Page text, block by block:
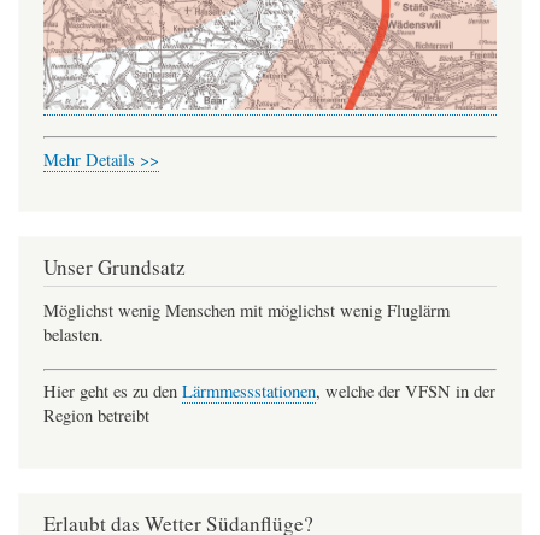
Mehr Details >>
Unser Grundsatz
Möglichst wenig Menschen mit möglichst wenig Fluglärm
belasten.
Hier geht es zu den Lärmmessstationen, welche der VFSN in der
Region betreibt
Erlaubt das Wetter Südanflüge?